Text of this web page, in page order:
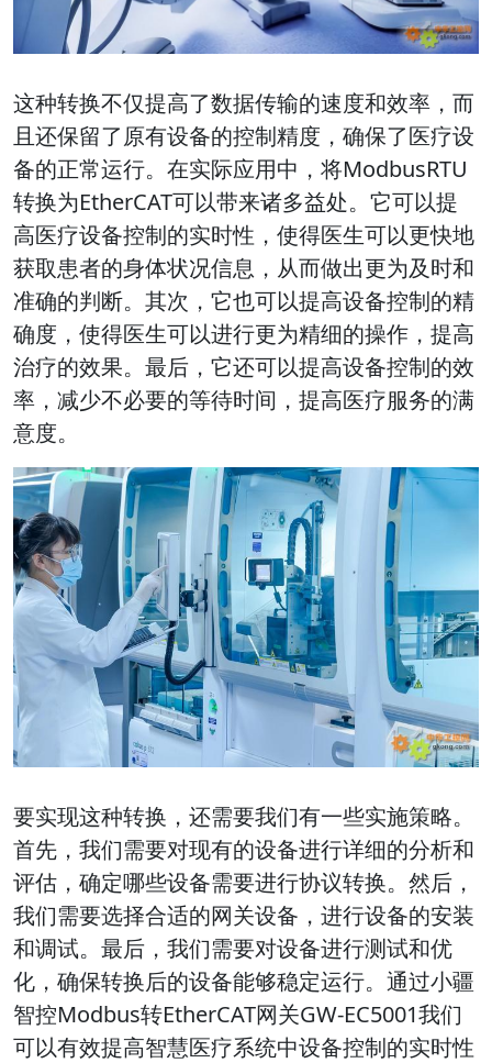
这种转换不仅提高了数据传输的速度和效率，而
且还保留了原有设备的控制精度，确保了医疗设
备的正常运行。在实际应用中，将ModbusRTU
转换为EtherCAT可以带来诸多益处。它可以提
高医疗设备控制的实时性，使得医生可以更快地
获取患者的身体状况信息，从而做出更为及时和
准确的判断。其次，它也可以提高设备控制的精
确度，使得医生可以进行更为精细的操作，提高
治疗的效果。最后，它还可以提高设备控制的效
率，减少不必要的等待时间，提高医疗服务的满
意度。
要实现这种转换，还需要我们有一些实施策略。
首先，我们需要对现有的设备进行详细的分析和
评估，确定哪些设备需要进行协议转换。然后，
我们需要选择合适的网关设备，进行设备的安装
和调试。最后，我们需要对设备进行测试和优
化，确保转换后的设备能够稳定运行。通过小疆
智控Modbus转EtherCAT网关GW-EC5001我们
可以有效提高智慧医疗系统中设备控制的实时性